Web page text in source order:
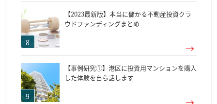
【2023最新版】本当に儲かる不動産投資クラ
ウドファンディングまとめ
【事例研究①】港区に投資用マンションを購入
した体験を自ら話します